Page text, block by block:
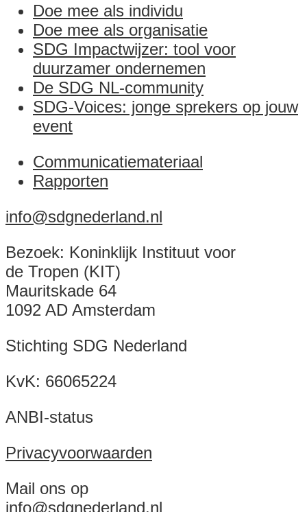
Doe mee als individu
Doe mee als organisatie
SDG Impactwijzer: tool voor
duurzamer ondernemen
De SDG NL-community
SDG-Voices: jonge sprekers op jouw
event
Communicatiemateriaal
Rapporten
info@sdgnederland.nl
Bezoek: Koninklijk Instituut voor
de Tropen (KIT)
Mauritskade 64
1092 AD Amsterdam
Stichting SDG Nederland
KvK: 66065224
ANBI-status
Privacyvoorwaarden
Mail ons op
info@sdgnederland.nl